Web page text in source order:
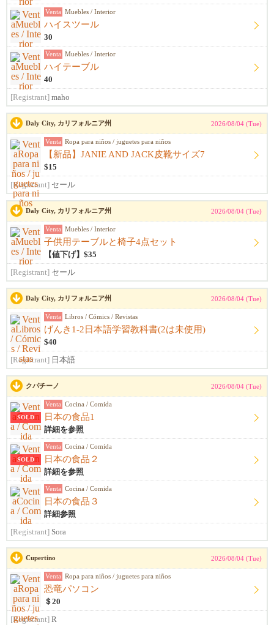
Venta Muebles / Interior
ハイスツール
30
Venta Muebles / Interior
ハイテーブル
40
[Registrant] maho
Daly City, カリフォルニア州 2026/08/04 (Tue)
Venta Ropa para niños / juguetes para niños
【新品】JANIE AND JACK皮靴サイズ7
$15
[Registrant] セール
Daly City, カリフォルニア州 2026/08/04 (Tue)
Venta Muebles / Interior
子供用テーブルと椅子4点セット
【値下げ】$35
[Registrant] セール
Daly City, カリフォルニア州 2026/08/04 (Tue)
Venta Libros / Cómics / Revistas
げんき1-2日本語学習教科書(2は未使用)
$40
[Registrant] 日本語
クパチーノ 2026/08/04 (Tue)
SOLD
Venta Cocina / Comida
日本の食品1
詳細を参照
SOLD
Venta Cocina / Comida
日本の食品２
詳細を参照
Venta Cocina / Comida
日本の食品３
詳細参照
[Registrant] Sora
Cupertino 2026/08/04 (Tue)
Venta Ropa para niños / juguetes para niños
恐竜パソコン
＄20
[Registrant] R